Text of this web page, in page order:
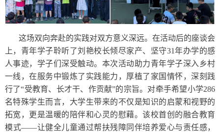
这场双向奔赴的实践对双方意义深远。在活动后的座谈会
上，青年学子聆听了刘艳校长倾尽家产、坚守31年办学的感
人事迹，学子们深受触动。本次活动助力青年学子深入乡村
一线，在服务中锻炼了实践能力，厚植了家国情怀，深刻践
行了“受教育、长才干、作贡献”的宗旨。对牵手希望小学286
名特殊学生而言，大学生带来的不仅是知识的启蒙和视野的
拓宽，更是温暖的陪伴和心灵的慰藉。该校首创的融合教育
模式——让健全儿童通过帮扶残障同伴培养爱心与责任感，